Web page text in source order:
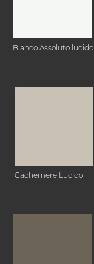
Bianco Assoluto lucido
Cachemere Lucido